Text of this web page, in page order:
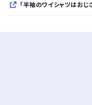
「半袖のワイシャツはお